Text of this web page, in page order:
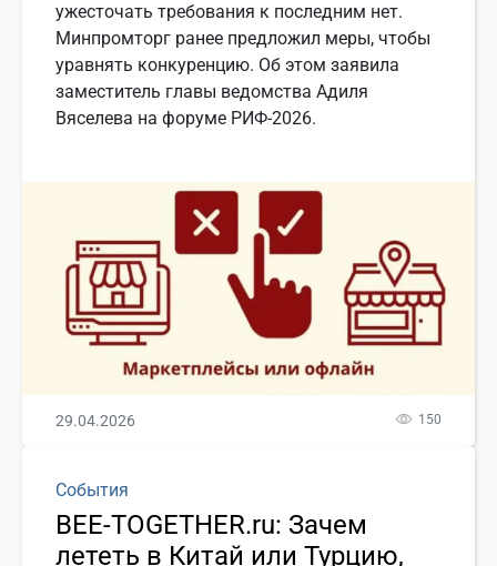
ужесточать требования к последним нет.
Минпромторг ранее предложил меры, чтобы
уравнять конкуренцию. Об этом заявила
заместитель главы ведомства Адиля
Вяселева на форуме РИФ-2026.
29.04.2026 150
События
BEE-TOGETHER.ru: Зачем
лететь в Китай или Турцию,